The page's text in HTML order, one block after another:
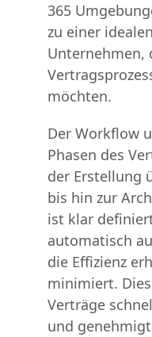
365
zu einer
Unternehmen,
möchten.
Der Workflow
Phasen des
der Erstellung
bis hin zur
ist klar
automatisch
die Effizienz
minimiert.
Verträge
und